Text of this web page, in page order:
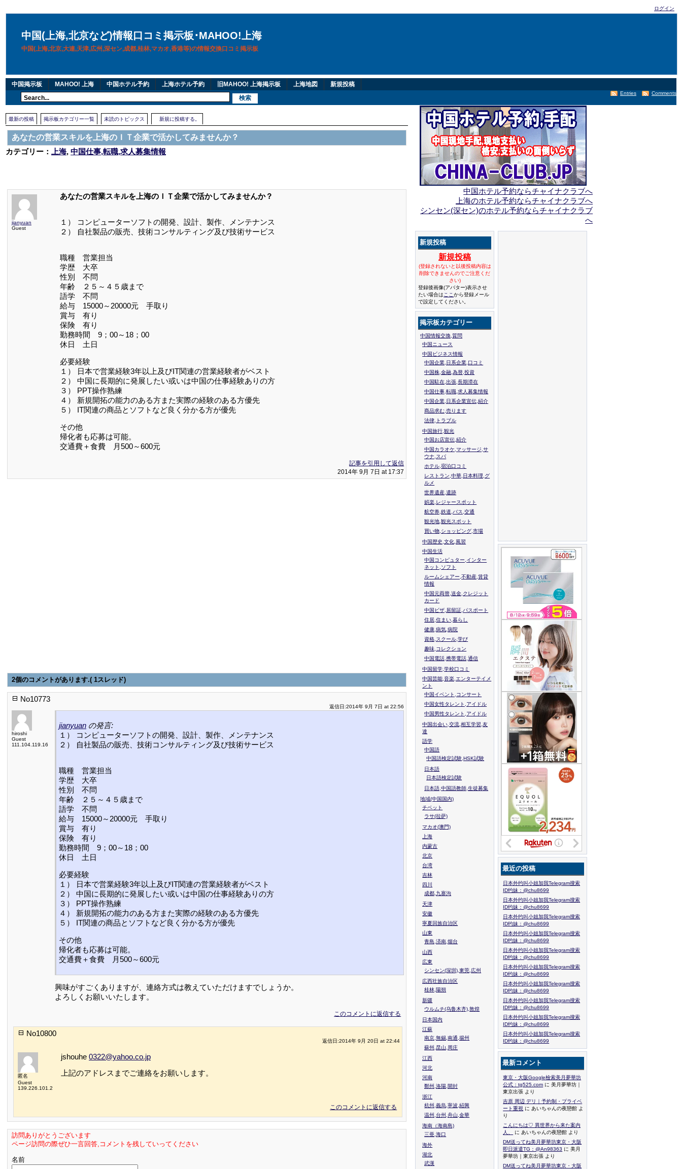
ログイン
中国(上海,北京など)情報口コミ掲示板･MAHOO!上海
中国(上海,北京,大連,天津,広州,深セン,成都,桂林,マカオ,香港等)の情報交換口コミ掲示板
中国掲示板 MAHOO! 上海 中国ホテル予約 上海ホテル予約 旧MAHOO! 上海掲示板 上海地図 新規投稿
Comments
Entries
最新の投稿 掲示板カテゴリー一覧 未読のトピックス 新規に投稿する。
あなたの営業スキルを上海のＩＴ企業で活かしてみませんか？
カテゴリー：
上海, 中国仕事,転職,求人募集情報
jianyuan
Guest
あなたの営業スキルを上海のＩＴ企業で活かしてみませんか？
１） コンピューターソフトの開発、設計、製作、メンテナンス
２） 自社製品の販売、技術コンサルティング及び技術サービス
職種 営業担当
学歴 大卒
性別 不問
年齢 ２５～４５歳まで
語学 不問
給与 15000～20000元 手取り
賞与 有り
保険 有り
勤務時間 9；00～18；00
休日 土日
必要経験
１） 日本で営業経験3年以上及びIT関連の営業経験者がベスト
２） 中国に長期的に発展したい或いは中国の仕事経験ありの方
３） PPT操作熟練
４） 新規開拓の能力のある方また実際の経験のある方優先
５） IT関連の商品とソフトなど良く分かる方が優先
その他
帰化者も応募は可能。
交通費＋食費 月500～600元
記事を引用して返信
2014年 9月 7日 at 17:37
2個のコメントがあります.( 1スレッド)
No10773
返信日:2014年 9月 7日 at 22:56
hiroshi
Guest
111.104.119.16
jianyuan の発言:
１） コンピューターソフトの開発、設計、製作、メンテナンス
２） 自社製品の販売、技術コンサルティング及び技術サービス
職種 営業担当
学歴 大卒
性別 不問
年齢 ２５～４５歳まで
語学 不問
給与 15000～20000元 手取り
賞与 有り
保険 有り
勤務時間 9；00～18；00
休日 土日
必要経験
１） 日本で営業経験3年以上及びIT関連の営業経験者がベスト
２） 中国に長期的に発展したい或いは中国の仕事経験ありの方
３） PPT操作熟練
４） 新規開拓の能力のある方また実際の経験のある方優先
５） IT関連の商品とソフトなど良く分かる方が優先
その他
帰化者も応募は可能。
交通費＋食費 月500～600元
興味がすごくありますが、連絡方式は教えていただけますでしょうか。
よろしくお願いいたします。
このコメントに返信する
No10800
返信日:2014年 9月 20日 at 22:44
匿名
Guest
139.226.101.2
jshouhe 0322@yahoo.co.jp
上記のアドレスまでご連絡をお願いします。
このコメントに返信する
訪問ありがとうございます
ページ訪問の際ぜひ一言回答,コメントを残していってください
名前
中国ホテル予約ならチャイナクラブへ
上海のホテル予約ならチャイナクラブへ
シンセン(深セン)のホテル予約ならチャイナクラブ
へ
新規投稿
新規投稿
(登録されないと以後投稿内容は
削除できませんのでご注意くだ
さい)
登録後画像(アバター)表示させ
たい場合は ここから登録メール
で設定してください。
掲示板カテゴリー
中国情報交換,質問
中国ニュース
中国ビジネス情報
中国企業,日系企業,口コミ
中国株,金融,為替,投資
中国駐在,出張,長期滞在
中国仕事,転職,求人募集情報
中国企業,日系企業宣伝,紹介
商品求む,売ります
法律,トラブル
中国旅行,観光
中国お店宣伝,紹介
中国カラオケ,マッサージ,サ
ウナ,スパ
ホテル,宿泊口コミ
レストラン,中華,日本料理,グ
ルメ
世界遺産,遺跡
娯楽,レジャースポット
航空券,鉄道,バス,交通
観光地,観光スポット
買い物,ショッピング,市場
中国歴史,文化,風習
中国生活
中国コンピュター,インター
ネット,ソフト
ルームシェアー,不動産,賃貸
情報
中国元両替,送金,クレジット
カード
中国ビザ,居留証,パスポート
住居,住まい,暮らし
健康,病気,病院
資格,スクール,学び
趣味,コレクション
中国電話,携帯電話,通信
中国留学,学校口コミ
中国芸能,音楽,エンターテイメ
ント
中国イベント,コンサート
中国女性タレント,アイドル
中国男性タレント,アイドル
中国出会い,交流,相互学習,友
達
語学
中国語
中国語検定試験,HSK試験
日本語
日本語検定試験
日本語,中国語教師,生徒募集
地域(中国国内)
チベット
ラサ(拉萨)
マカオ(澳門)
上海
内蒙古
北京
台湾
吉林
四川
成都,九寨沟
天津
安徽
寧夏回族自治区
山東
青島,済南,烟台
山西
広東
シンセン(深圳),東莞,広州
広西壮族自治区
桂林,陽朔
新疆
ウルムチ(乌鲁木齐),敦煌
日本国内
江蘇
南京,無錫,南通,揚州
蘇州,昆山,周庄
江西
河北
河南
鄭州,洛陽,開封
浙江
杭州,義烏,寧波,紹興
温州,台州,舟山,金華
海南（海南島)
三亜,海口
海外
湖北
武漢
最近の投稿
日本外约叫小姐加我Telegram搜索
ID约妹：@chu8699
日本外约叫小姐加我Telegram搜索
ID约妹：@chu8699
日本外约叫小姐加我Telegram搜索
ID约妹：@chu8699
日本外约叫小姐加我Telegram搜索
ID约妹：@chu8699
日本外约叫小姐加我Telegram搜索
ID约妹：@chu8699
日本外约叫小姐加我Telegram搜索
ID约妹：@chu8699
日本外约叫小姐加我Telegram搜索
ID约妹：@chu8699
日本外约叫小姐加我Telegram搜索
ID约妹：@chu8699
日本外约叫小姐加我Telegram搜索
ID约妹：@chu8699
日本外约叫小姐加我Telegram搜索
ID约妹：@chu8699
最新コメント
東京・大阪Google檢索美月夢華坊
公式：tg525.com に 美月夢華坊｜
東京出張 より
吉原 周辺 デリ｜予約制・プライベ
ート重視 に あいちゃんの夜戀館 よ
り
こんにちは♡ 異世界から来た案内
人、
に あいちゃんの夜戀館 より
DM送ってね美月夢華坊東京・大阪
即日派遣TG：@An98363 に 美月
夢華坊｜東京出張 より
DM送ってね美月夢華坊東京・大阪